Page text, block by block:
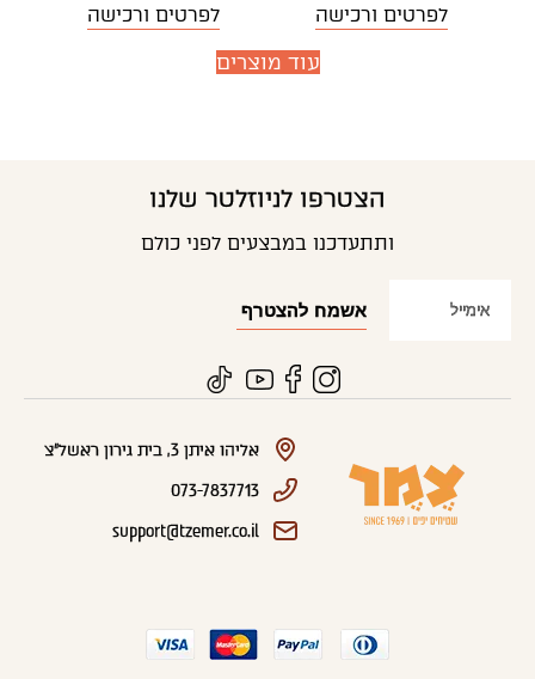
לפרטים ורכישה לפרטים ורכישה
עוד מוצרים
הצטרפו לניוזלטר שלנו
ותתעדכנו במבצעים לפני כולם
אליהו איתן 3, בית גירון ראשל"צ
073-7837713
support@tzemer.co.il